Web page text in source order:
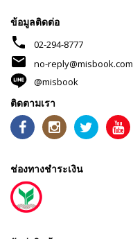
ข้อมูลติดต่อ
phone 02-294-8777
mail
no-reply@misbook.com
@misbook
ติดตามเรา
ช่องทางชำระเงิน